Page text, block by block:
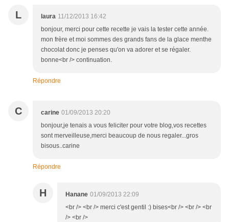
L laura 11/12/2013 16:42
bonjour, merci pour cette recette je vais la tester cette année.
mon frère et moi sommes des grands fans de la glace menthe
chocolat donc je penses qu'on va adorer et se régaler.
bonne<br /> continuation.
Répondre
C carine 01/09/2013 20:20
bonjour,je tenais a vous feliciter pour votre blog,vos recettes
sont merveilleuse,merci beaucoup de nous regaler...gros
bisous..carine
Répondre
H Hanane 01/09/2013 22:09
<br /> <br /> merci c'est gentil :) bises<br /> <br /> <br
/> <br />